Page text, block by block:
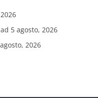
5 agosto, 2026
2026